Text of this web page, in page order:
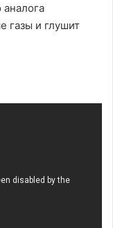
газы и глушит